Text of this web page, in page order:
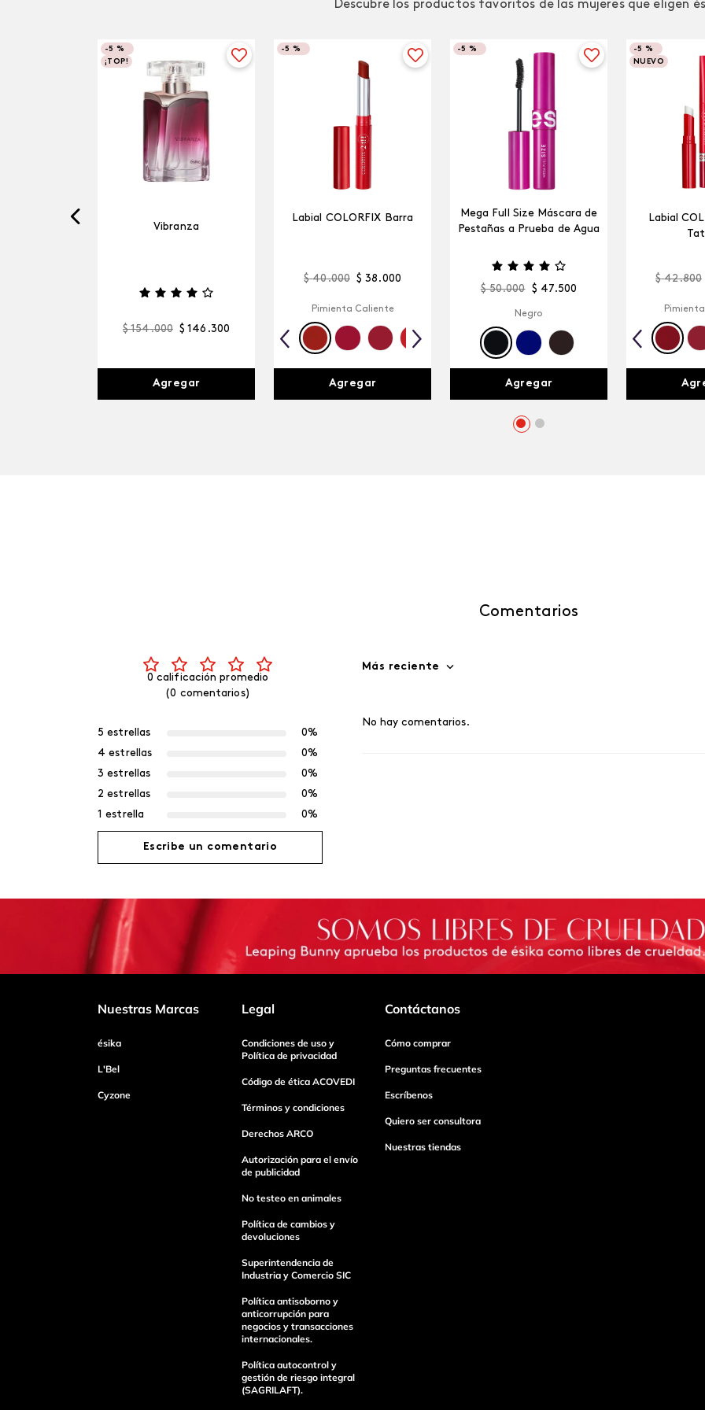
Descubre los productos favoritos de las mujeres que eligen
-5 %
¡TOP!
Vibranza
$ 154.000 $ 146 .300
Agregar
-5 %
Labial COLORFIX Barra
$ 40.000 $ 38 .000
Pimienta Caliente
Agregar
-5 %
Mega Full Size Máscara de
Pestañas a Prueba de Agua
$ 50.000 $ 47.500
Negro
Agregar
-5 %
NUEVO
Labial
$ 42.800
Comentarios
0 calificación promedio
(0 comentarios)
5 estrellas
0%
4 estrellas
0%
3 estrellas
0%
2 estrellas
0%
1 estrella
0%
Escribe un comentario
Agregar comentario
Título
Tu nombre
Enviar Comentario
Más reciente
No hay comentarios.
Nuestras Marcas
ésika
L'Bel
Cyzone
Legal
Condiciones de uso y
Política de privacidad
Código de ética ACOVEDI
Términos y condiciones
Derechos ARCO
Autorización para el envío
de publicidad
No testeo en animales
Política de cambios y
devoluciones
Superintendencia de
Industria y Comercio SIC
Política antisoborno y
anticorrupción para
negocios y transacciones
internacionales.
Política autocontrol y
gestión de riesgo integral
(SAGRILAFT).
Contáctanos
Cómo comprar
Preguntas frecuentes
Escríbenos
Quiero ser consultora
Nuestras tiendas